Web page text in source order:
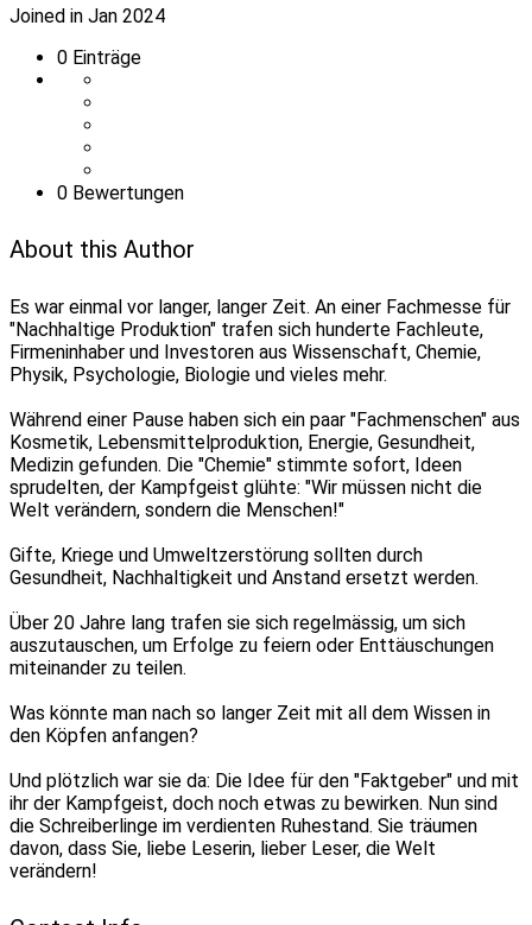
Joined in Jan 2024
0 Einträge
0 Bewertungen
About this Author
Es war einmal vor langer, langer Zeit. An einer Fachmesse für
"Nachhaltige Produktion" trafen sich hunderte Fachleute,
Firmeninhaber und Investoren aus Wissenschaft, Chemie,
Physik, Psychologie, Biologie und vieles mehr.
Während einer Pause haben sich ein paar "Fachmenschen" aus
Kosmetik, Lebensmittelproduktion, Energie, Gesundheit,
Medizin gefunden. Die "Chemie" stimmte sofort, Ideen
sprudelten, der Kampfgeist glühte: "Wir müssen nicht die
Welt verändern, sondern die Menschen!"
Gifte, Kriege und Umweltzerstörung sollten durch
Gesundheit, Nachhaltigkeit und Anstand ersetzt werden.
Über 20 Jahre lang trafen sie sich regelmässig, um sich
auszutauschen, um Erfolge zu feiern oder Enttäuschungen
miteinander zu teilen.
Was könnte man nach so langer Zeit mit all dem Wissen in
den Köpfen anfangen?
Und plötzlich war sie da: Die Idee für den "Faktgeber" und mit
ihr der Kampfgeist, doch noch etwas zu bewirken. Nun sind
die Schreiberlinge im verdienten Ruhestand. Sie träumen
davon, dass Sie, liebe Leserin, lieber Leser, die Welt
verändern!